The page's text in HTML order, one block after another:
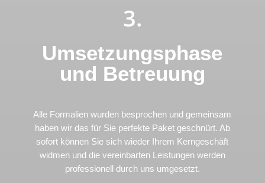
3.
Umsetzungsphase
und Betreuung
Alle Formalien wurden besprochen und gemeinsam
haben wir das für Sie perfekte Paket geschnürt. Ab
sofort können Sie sich wieder Ihrem Kerngeschäft
widmen und die vereinbarten Leistungen werden
professionell durch uns umgesetzt.